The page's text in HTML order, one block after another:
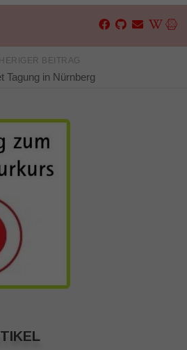
BEITRAG
Tagung in Nürnberg